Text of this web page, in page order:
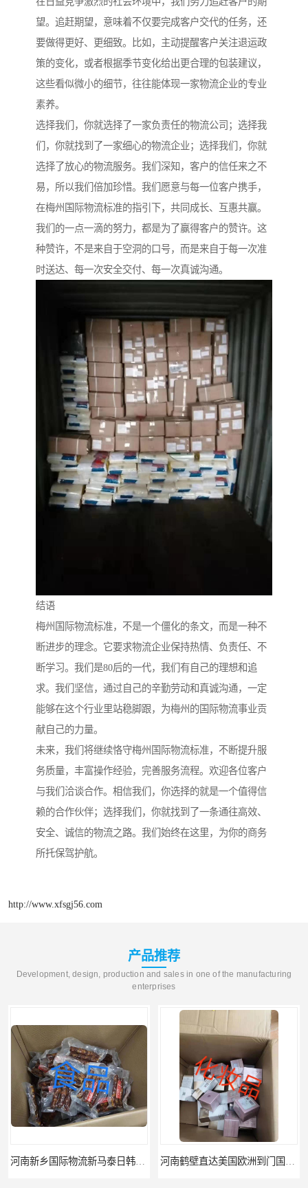
望。追赶期望，意味着不仅要完成客户交代的任务，还
要做得更好、更细致。比如，主动提醒客户关注退运政
策的变化，或者根据季节变化给出更合理的包装建议，
这些看似微小的细节，往往能体现一家物流企业的专业
素养。
选择我们，你就选择了一家负责任的物流公司；选择我
们，你就找到了一家细心的物流企业；选择我们，你就
选择了放心的物流服务。我们深知，客户的信任来之不
易，所以我们倍加珍惜。我们愿意与每一位客户携手，
在梅州国际物流标准的指引下，共同成长、互惠共赢。
我们的一点一滴的努力，都是为了赢得客户的赞许。这
种赞许，不是来自于空洞的口号，而是来自于每一次准
时送达、每一次安全交付、每一次真诚沟通。
结语
梅州国际物流标准，不是一个僵化的条文，而是一种不
断进步的理念。它要求物流企业保持热情、负责任、不
断学习。我们是80后的一代，我们有自己的理想和追
求。我们坚信，通过自己的辛勤劳动和真诚沟通，一定
能够在这个行业里站稳脚跟，为梅州的国际物流事业贡
献自己的力量。
未来，我们将继续恪守梅州国际物流标准，不断提升服
务质量，丰富操作经验，完善服务流程。欢迎各位客户
与我们洽谈合作。相信我们，你选择的就是一个值得信
赖的合作伙伴；选择我们，你就找到了一条通往高效、
安全、诚信的物流之路。我们始终在这里，为你的商务
所托保驾护航。
http://www.xfsgj56.com
产品推荐
Development, design, production and sales in one of the manufacturing
enterprises